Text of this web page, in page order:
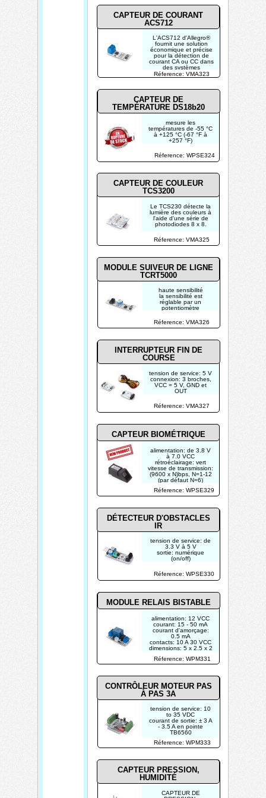
Réference: VMA323
Réference: VMA325
Réference: WPSE324
Réference: VMA326
Réference: VMA327
mesure les
températures de -55 °C
à +125 °C (-67 °F à
+257 °F)
pour des températures
entre -10 °C et +85 °C
résolution
L'ACS712 d'Allegro®
fournit une solution
économique et précise
pour la détection de
courant CA ou CC dans
des systèmes
industriels,
Le TCS230 détecte la
lumière des couleurs à
l'aide d'une série de
photodiodes 8 x 8.
haute sensibilité
la sensibilité est
réglable par un
potentiomètre
V - 5 V
courant de service: 20
tension de service: 5 V
connexion: 3 broches,
VCC = 5 V, GND et
OUT
CAPTEUR DE COURANT
ACS712
CAPTEUR DE
TEMPÉRATURE DS18b20
CAPTEUR DE COULEUR
TCS3200
MODULE SUIVEUR DE LIGNE
TCRT5000
INTERRUPTEUR FIN DE
COURSE
Réference: WPSE330
tension de service: de
3.3 V à 5 V
sortie: numérique
(on/off)
réglable par 2
potentiomètres
plage de détection: de
réglage R6: fréquence
38 KHz (préréglé)
DÉTECTEUR D'OBSTACLES
IR
tension de service: 10
to 35 VDC
courant de sortie: ± 3 A
- 3.5 A en pointe
TB6560
Réference: WPM333
CONTRÔLEUR MOTEUR PAS
À PAS 3A
MODULE RELAIS BISTABLE
alimentation: 12 VCC
courant: 15 - 50 mA
courant d'amorçage:
0.5 mA
contacts: 10 A 30 VCC
dimensions: 5 x 2.5 x 2
Réference: WPM331
CAPTEUR BIOMÉTRIQUE
alimentation: de 3.8 V
à 7.0 VCC
rétroéclairage: vert
vitesse de transmission:
(9600 x N)bps, N=1-12
(par défaut N=6)
d'empreinte: capacité:
1000 utilisateurs
Réference: WPSE329
CAPTEUR DE
CAPTEUR PRESSION,
HUMIDITÉ